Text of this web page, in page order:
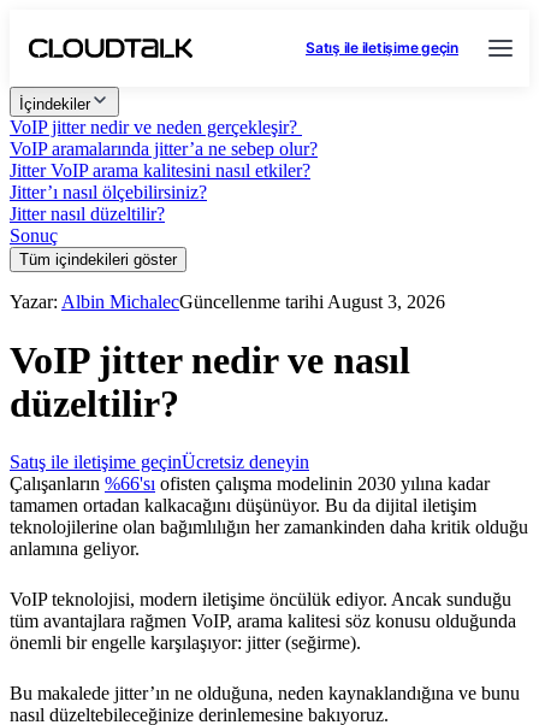
Satış ile iletişime geçin
İçindekiler
VoIP jitter nedir ve neden gerçekleşir?
VoIP aramalarında jitter’a ne sebep olur?
Jitter VoIP arama kalitesini nasıl etkiler?
Jitter’ı nasıl ölçebilirsiniz?
Jitter nasıl düzeltilir?
Sonuç
Tüm içindekileri göster
Yazar: Albin MichalecGüncellenme tarihi August 3, 2026
VoIP jitter nedir ve nasıl
düzeltilir?
Satış ile iletişime geçinÜcretsiz deneyin
Çalışanların %66'sı ofisten çalışma modelinin 2030 yılına kadar
tamamen ortadan kalkacağını düşünüyor. Bu da dijital iletişim
teknolojilerine olan bağımlılığın her zamankinden daha kritik olduğu
anlamına geliyor.
VoIP teknolojisi, modern iletişime öncülük ediyor. Ancak sunduğu
tüm avantajlara rağmen VoIP, arama kalitesi söz konusu olduğunda
önemli bir engelle karşılaşıyor: jitter (seğirme).
Bu makalede jitter’ın ne olduğuna, neden kaynaklandığına ve bunu
nasıl düzeltebileceğinize derinlemesine bakıyoruz.